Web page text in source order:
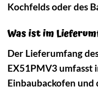
Kochfelds oder des
Was ist im
Der Lieferumfang
EX51PMV3 umfasst
Einbaubackofen